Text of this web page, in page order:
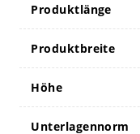
Produktlänge
Produktbreite
Höhe
Unterlagennorm